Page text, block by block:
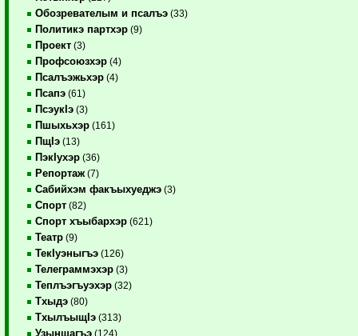
Обозревателым и псалъэ (33)
Политикэ партхэр (9)
Проект (3)
Профсоюзхэр (4)
Псалъэжьхэр (4)
Псапэ (61)
ПсэукIэ (3)
Пшыхьхэр (161)
ПщIэ (13)
ПэкIухэр (36)
Репортаж (7)
Сабийхэм факъыхуеджэ (3)
Спорт (82)
Спорт хъыбархэр (621)
Театр (9)
ТекIуэныгъэ (126)
Телеграммэхэр (3)
Теплъэгъуэхэр (32)
Тхыдэ (80)
ТхылъыщIэ (313)
Узыншагъэ (124)